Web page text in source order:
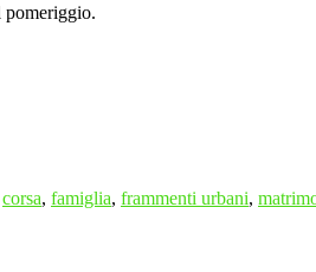
pomeriggio.
corsa, famiglia, frammenti urbani,